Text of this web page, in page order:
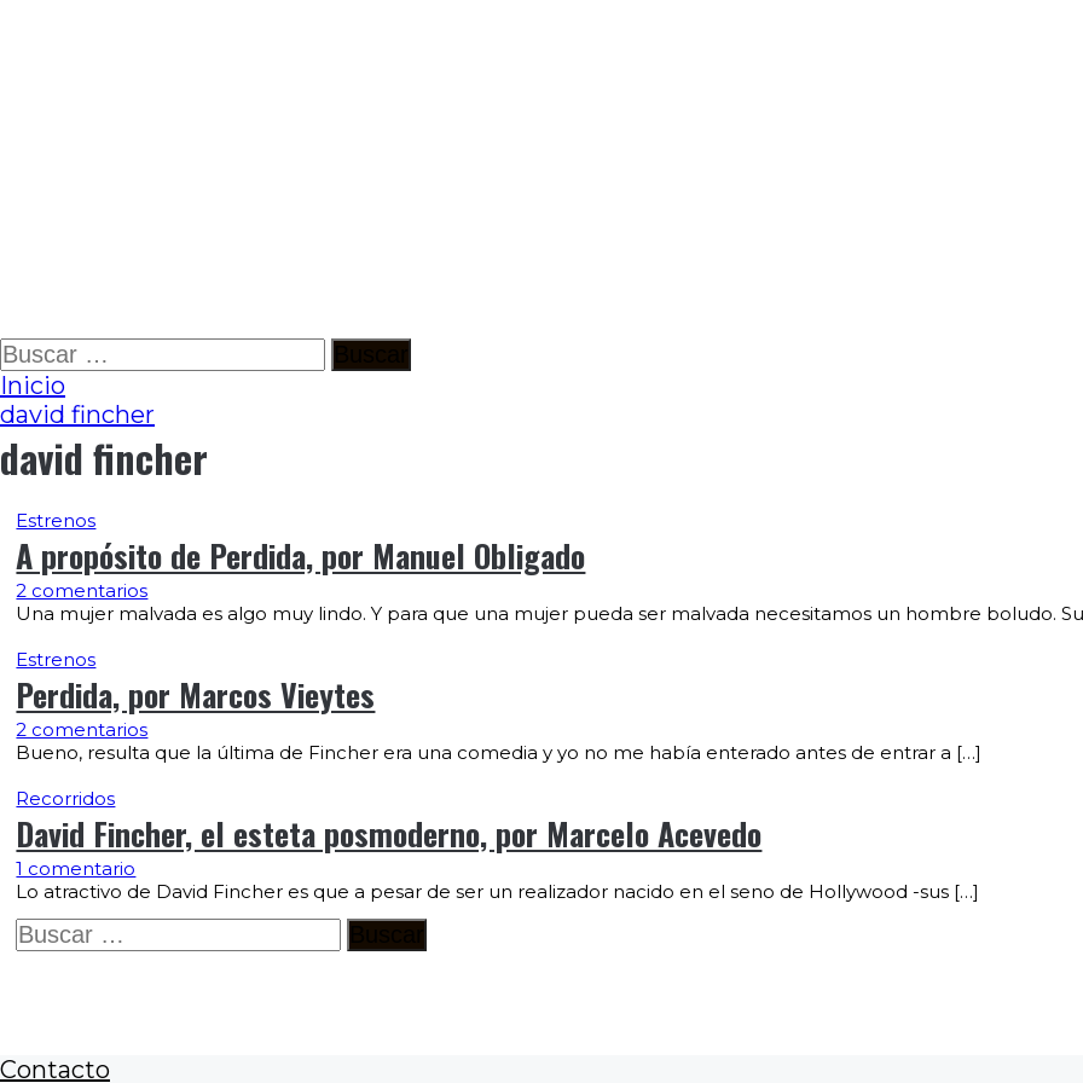
Ir
al
contenido
Buscar:
Inicio
david fincher
david fincher
Estrenos
A propósito de Perdida, por Manuel Obligado
2 comentarios
Una mujer malvada es algo muy lindo. Y para que una mujer pueda ser malvada necesitamos un hombre boludo.
Estrenos
Perdida, por Marcos Vieytes
2 comentarios
Bueno, resulta que la última de Fincher era una comedia y yo no me había enterado antes de entrar a […]
Recorridos
David Fincher, el esteta posmoderno, por Marcelo Acevedo
1 comentario
Lo atractivo de David Fincher es que a pesar de ser un realizador nacido en el seno de Hollywood -sus […]
Buscar:
Contacto